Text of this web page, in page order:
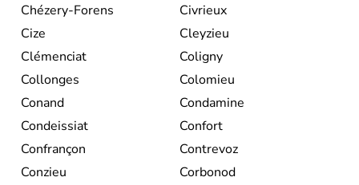
Chézery-Forens
Civrieux
Cize
Cleyzieu
Clémenciat
Coligny
Collonges
Colomieu
Conand
Condamine
Condeissiat
Confort
Confrançon
Contrevoz
Conzieu
Corbonod